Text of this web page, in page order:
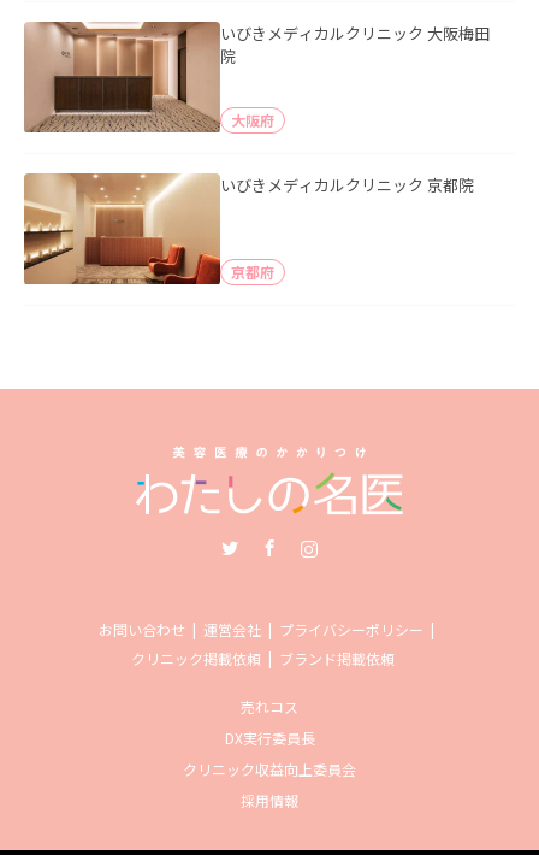
いびきメディカルクリニック 大阪梅田
院
大阪府
いびきメディカルクリニック 京都院
京都府
お問い合わせ 運営会社
プライバシーポリシー
クリニック掲載依頼
ブランド掲載依頼
売れコス
DX実行委員長
クリニック収益向上委員会
採用情報